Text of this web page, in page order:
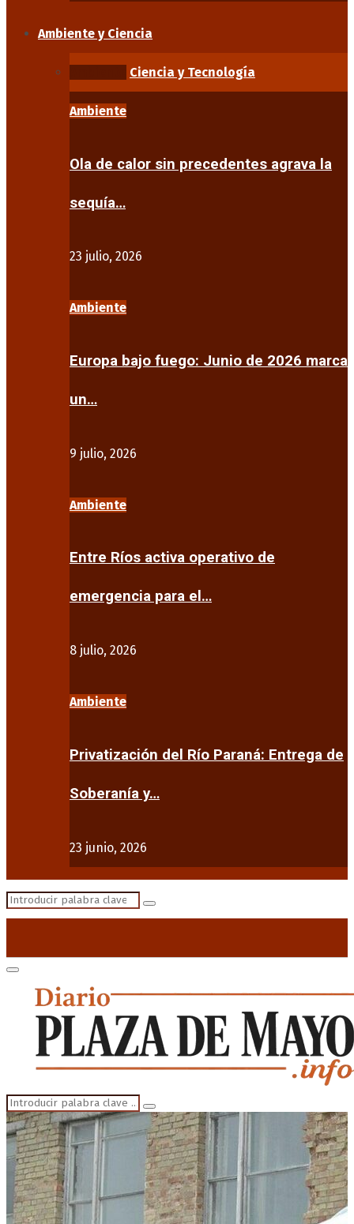
Ambiente y Ciencia
Ciencia y Tecnología
Ambiente
Ola de calor sin precedentes agrava la
sequía…
23 julio, 2026
Ambiente
Europa bajo fuego: Junio de 2026 marca
un…
9 julio, 2026
Ambiente
Entre Ríos activa operativo de
emergencia para el…
8 julio, 2026
Ambiente
Privatización del Río Paraná: Entrega de
Soberanía y…
23 junio, 2026
Search
Search
Primary
Menu
Search
for:
Search